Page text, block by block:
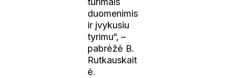
duomenimis
ir įvykusiu
tyrimu“, –
pabrėžė B.
Rutkauskait
ė.